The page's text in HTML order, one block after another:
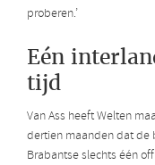
proberen.’
Eén
tijd
Van Ass heeft Welten
dertien maanden dat de
Brabantse slechts één